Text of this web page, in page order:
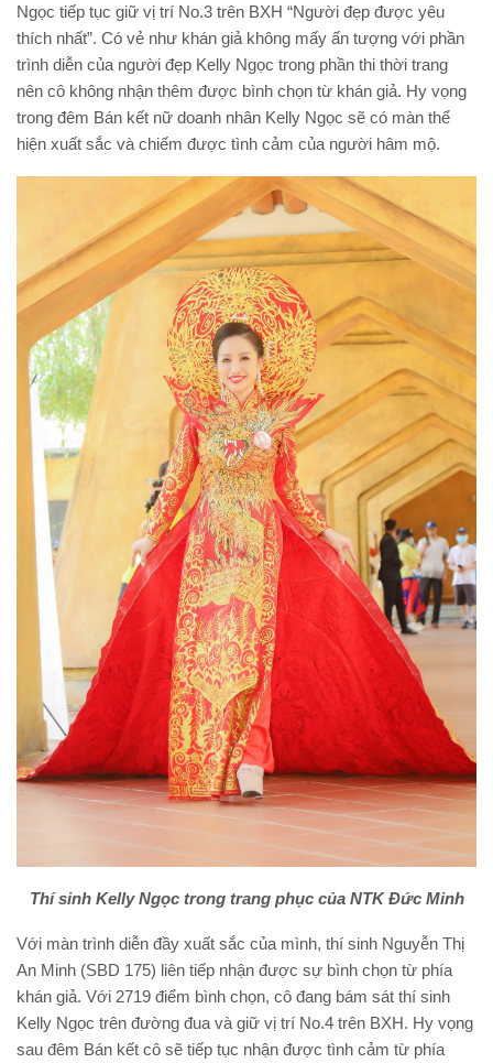
Ngọc tiếp tục giữ vị trí No.3 trên BXH “Người đẹp được yêu
thích nhất”. Có vẻ như khán giả không mấy ấn tượng với phần
trình diễn của người đẹp Kelly Ngọc trong phần thi thời trang
nên cô không nhận thêm được bình chọn từ khán giả. Hy vọng
trong đêm Bán kết nữ doanh nhân Kelly Ngọc sẽ có màn thể
hiện xuất sắc và chiếm được tình cảm của người hâm mộ.
Thí sinh Kelly Ngọc trong trang phục của NTK Đức Minh
Với màn trình diễn đầy xuất sắc của mình, thí sinh Nguyễn Thị
An Minh (SBD 175) liên tiếp nhận được sự bình chọn từ phía
khán giả. Với 2719 điểm bình chọn, cô đang bám sát thí sinh
Kelly Ngọc trên đường đua và giữ vị trí No.4 trên BXH. Hy vọng
sau đêm Bán kết cô sẽ tiếp tục nhận được tình cảm từ phía